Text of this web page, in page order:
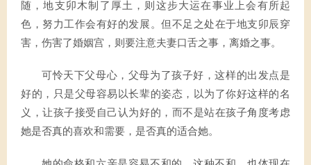
随，地支卯木制了厚土，则这步大运在事业上会有所起
色，努力工作会有好的发展。但不足之处在于地支卯辰穿
害，伤害了婚姻宫，则要注意夫妻口舌之事，离婚之事。
可怜天下父母心，父母为了孩子好，这样的出发点是
好的，只是父母容易以长辈的姿态，以为了你好这样的名
义，让孩子接受自己认为好的，而不是站在孩子角度考虑
她是否真的喜欢和需要，是否真的适合她。